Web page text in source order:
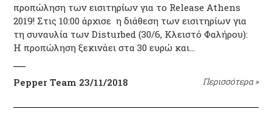
προπώληση των εισιτηρίων για το Release Athens
2019! Στις 10:00 άρχισε η διάθεση των εισιτηρίων για
τη συναυλία των Disturbed (30/6, Κλειστό Φαλήρου):
H προπώληση ξεκινάει στα 30 ευρώ και…
Pepper Team 23/11/2018 Περισσότερα »